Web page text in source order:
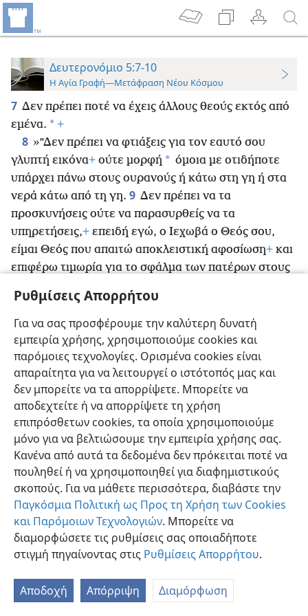
Ρυθμίσεις Απορρήτου
Για να σας προσφέρουμε την καλύτερη δυνατή
εμπειρία χρήσης, χρησιμοποιούμε cookies και
παρόμοιες τεχνολογίες. Ορισμένα cookies είναι
απαραίτητα για να λειτουργεί ο ιστότοπός μας και
δεν μπορείτε να τα απορρίψετε. Μπορείτε να
αποδεχτείτε ή να απορρίψετε τη χρήση
επιπρόσθετων cookies, τα οποία χρησιμοποιούμε
μόνο για να βελτιώσουμε την εμπειρία χρήσης σας.
Κανένα από αυτά τα δεδομένα δεν πρόκειται ποτέ να
πουληθεί ή να χρησιμοποιηθεί για διαφημιστικούς
σκοπούς. Για να μάθετε περισσότερα, διαβάστε την
Παγκόσμια Πολιτική ως Προς τη Χρήση των Cookies
και Παρόμοιων Τεχνολογιών. Μπορείτε να
διαμορφώσετε τις ρυθμίσεις σας οποιαδήποτε
στιγμή πηγαίνοντας στις Ρυθμίσεις Απορρήτου.
Αποδοχή Απόρριψη Διαμόρφωση
Δευτερονόμιο 5:7-10
Η Αγία Γραφή—Μετάφραση Νέου Κόσμου
7 Δεν πρέπει ποτέ να έχεις άλλους θεούς εκτός από
εμένα. * +
8 »”Δεν πρέπει να φτιάξεις για τον εαυτό σου
γλυπτή εικόνα+ ούτε μορφή * όμοια με οτιδήποτε
υπάρχει πάνω στους ουρανούς ή κάτω στη γη ή στα
νερά κάτω από τη γη. 9 Δεν πρέπει να τα
προσκυνήσεις ούτε να παρασυρθείς να τα
υπηρετήσεις,+ επειδή εγώ, ο Ιεχωβά ο Θεός σου,
είμαι Θεός που απαιτώ αποκλειστική αφοσίωση+ και
επιφέρω τιμωρία για το σφάλμα των πατέρων στους
που με μισούν, + 10 αλλά δείχνω όσια αγάπη
χιλιοστή γενιά εκείνων που με αγαπούν και τηρούν
τις εντολές μου.
Ελληνική Προτιμήσεις
Copyright © 2026 Watch Tower Bible and Tract Society of Pennsylvania
Όροι Χρήσης Πολιτική Απορρήτου
Ρυθμίσεις Απορρήτου
JW.ORG
Σύνδεση